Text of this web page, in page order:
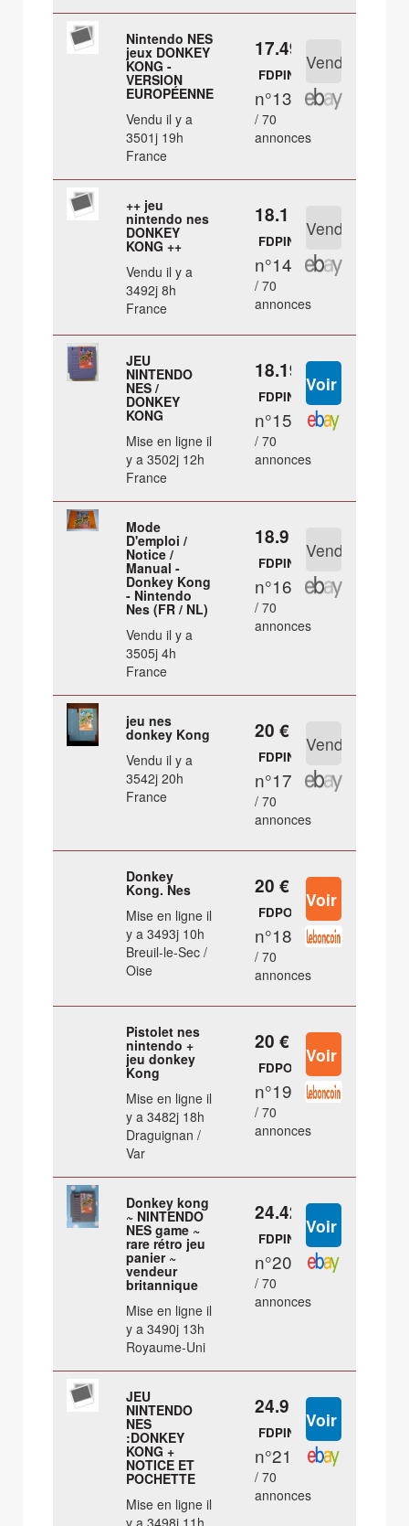
Nintendo NES
jeux DONKEY
KONG -
VERSION
EUROPÉENNE
Vendu il y a
3501j 19h
France
17.49 €
FDPIN
n°13
/ 70
annonces
++ jeu
nintendo nes
DONKEY
KONG ++
Vendu il y a
3492j 8h
France
18.1 €
FDPIN
n°14
/ 70
annonces
JEU
NINTENDO
NES /
DONKEY
KONG
Mise en ligne il
y a 3502j 12h
France
18.19 €
FDPIN
n°15
/ 70
annonces
Mode
D'emploi /
Notice /
Manual -
Donkey Kong
- Nintendo
Nes (FR / NL)
Vendu il y a
3505j 4h
France
18.9 €
FDPIN
n°16
/ 70
annonces
jeu nes
donkey Kong
Vendu il y a
3542j 20h
France
20 €
FDPIN
n°17
/ 70
annonces
Donkey
Kong. Nes
Mise en ligne il
y a 3493j 10h
Breuil-le-Sec /
Oise
20 €
FDPOUT
n°18
/ 70
annonces
Pistolet nes
nintendo +
jeu donkey
Kong
Mise en ligne il
y a 3482j 18h
Draguignan /
Var
20 €
FDPOUT
n°19
/ 70
annonces
Donkey kong
~ NINTENDO
NES game ~
rare rétro jeu
panier ~
vendeur
britannique
Mise en ligne il
y a 3490j 13h
Royaume-Uni
24.42 €
FDPIN
n°20
/ 70
annonces
JEU
NINTENDO
NES
:DONKEY
KONG +
NOTICE ET
POCHETTE
Mise en ligne il
24.9 €
FDPIN
n°21
/ 70
annonces